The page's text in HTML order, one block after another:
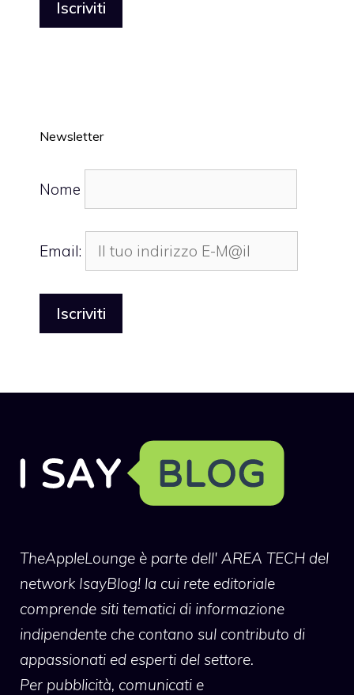
Newsletter
Nome
Email:
TheAppleLounge è parte dell' AREA TECH del
network IsayBlog! la cui rete editoriale
comprende siti tematici di informazione
indipendente che contano sul contributo di
appassionati ed esperti del settore.
Per pubblicità, comunicati e